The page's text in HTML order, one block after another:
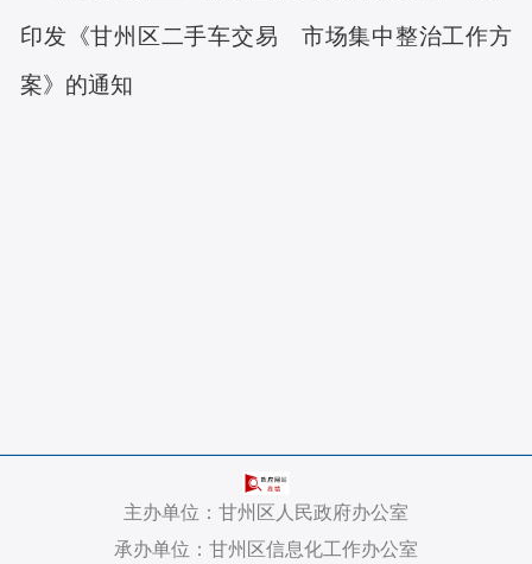
印发《甘州区二手车交易 市场集中整治工作方
案》的通知
主办单位：甘州区人民政府办公室
承办单位：甘州区信息化工作办公室